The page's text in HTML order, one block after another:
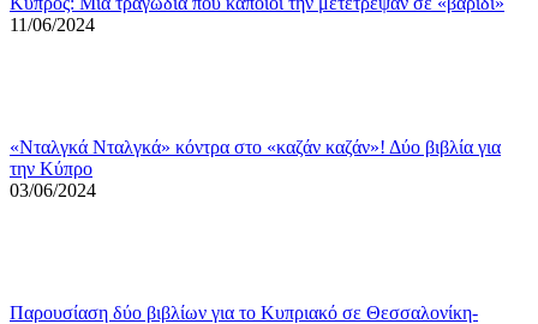
11/06/2024
«Νταλγκά Νταλγκά» κόντρα στο «καζάν καζάν»! Δύο βιβλία για
την Κύπρο
03/06/2024
Παρουσίαση δύο βιβλίων για το Κυπριακό σε Θεσσαλονίκη-